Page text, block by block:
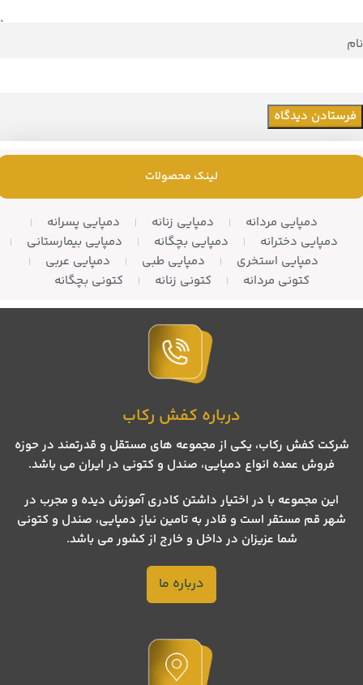
نام
لینک محصولات
دمپایی مردانه دمپایی زنانه
دمپایی پسرانه
دمپایی دخترانه
دمپایی بچگانه
دمپایی بیمارستانی
دمپایی استخری
دمپایی طبی
دمپایی عربی
کتونی مردانه
کتونی زنانه کتونی بچگانه
درباره کفش رکاب
شرکت کفش رکاب، یکی از مجموعه های مستقل و قدرتمند در حوزه
فروش عمده انواع دمپایی، صندل و کتونی در ایران می باشد.
این مجموعه با در اختیار داشتن کادری آموزش دیده و مجرب در
شهر قم مستقر است و قادر به تامین نیاز دمپایی، صندل و کتونی
شما عزیزان در داخل و خارج از کشور می باشد.
درباره ما